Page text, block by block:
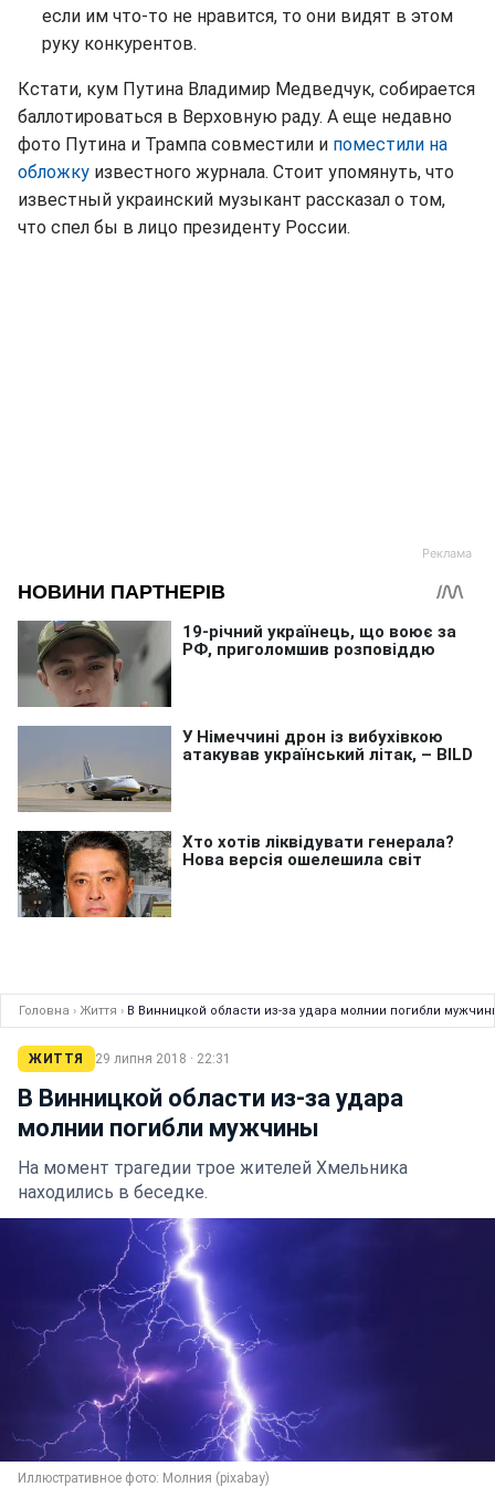
если им что-то не нравится, то они видят в этом
руку конкурентов.
Кстати, кум Путина Владимир Медведчук, собирается
баллотироваться в Верховную раду. А еще недавно
фото Путина и Трампа совместили и поместили на
обложку известного журнала. Стоит упомянуть, что
известный украинский музыкант рассказал о том,
что спел бы в лицо президенту России.
Головна › Життя › В Винницкой области из-за удара молнии погибли
ЖИТТЯ 29 липня 2018 · 22:31
В Винницкой области из-за удара
молнии погибли мужчины
На момент трагедии трое жителей Хмельника
находились в беседке.
Иллюстративное фото: Молния (pixabay)